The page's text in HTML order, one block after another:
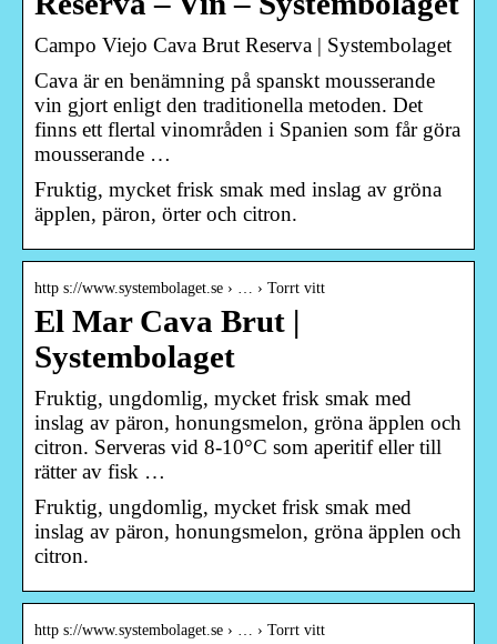
Campo Viejo Cava Brut Reserva | Systembolaget
Cava är en benämning på spanskt mousserande
vin gjort enligt den traditionella metoden. Det
finns ett flertal vinområden i Spanien som får göra
mousserande …
Fruktig, mycket frisk smak med inslag av gröna
äpplen, päron, örter och citron.
http s://www.systembolaget.se › … › Torrt vitt
El Mar Cava Brut |
Systembolaget
Fruktig, ungdomlig, mycket frisk smak med
inslag av päron, honungsmelon, gröna äpplen och
citron. Serveras vid 8-10°C som aperitif eller till
rätter av fisk …
Fruktig, ungdomlig, mycket frisk smak med
inslag av päron, honungsmelon, gröna äpplen och
citron.
http s://www.systembolaget.se › … › Torrt vitt